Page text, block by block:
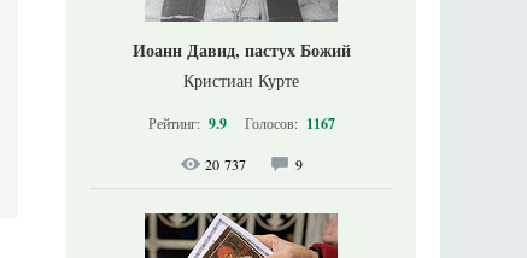
Иоанн Давид, пастух Божий
Кристиан Курте
Рейтинг: 9.9 Голосов: 1167
20 737 9